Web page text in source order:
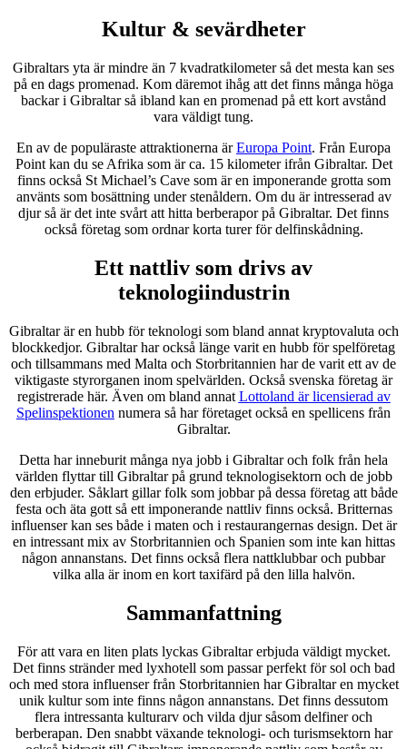
Kultur & sevärdheter
Gibraltars yta är mindre än 7 kvadratkilometer så det mesta kan ses
på en dags promenad. Kom däremot ihåg att det finns många höga
backar i Gibraltar så ibland kan en promenad på ett kort avstånd
vara väldigt tung.
En av de populäraste attraktionerna ärEuropa Point. Från Europa
Point kan du se Afrika som är ca. 15 kilometer ifrån Gibraltar. Det
finns också St Michael’s Cave som är en imponerande grotta som
använts som bosättning under stenåldern. Om du är intresserad av
djur så är det inte svårt att hitta berberapor på Gibraltar. Det finns
också företag som ordnar korta turer för delfinskådning.
Ett nattliv som drivs av
teknologiindustrin
Gibraltar är en hubb för teknologi som bland annat kryptovaluta och
blockkedjor. Gibraltar har också länge varit en hubb för spelföretag
och tillsammans med Malta och Storbritannien har de varit ett av de
viktigaste styrorganen inom spelvärlden. Också svenska företag är
registrerade här. Även om bland annat Lottoland är licensierad av
Spelinspektionen numera så har företaget också en spellicens från
Gibraltar.
Detta har inneburit många nya jobb i Gibraltar och folk från hela
världen flyttar till Gibraltar på grund teknologisektorn och de jobb
den erbjuder. Såklart gillar folk som jobbar på dessa företag att både
festa och äta gott så ett imponerande nattliv finns också. Britternas
influenser kan ses både i maten och i restaurangernas design. Det är
en intressant mix av Storbritannien och Spanien som inte kan hittas
någon annanstans. Det finns också flera nattklubbar och pubbar
vilka alla är inom en kort taxifärd på den lilla halvön.
Sammanfattning
För att vara en liten plats lyckas Gibraltar erbjuda väldigt mycket.
Det finns stränder med lyxhotell som passar perfekt för sol och bad
och med stora influenser från Storbritannien har Gibraltar en mycket
unik kultur som inte finns någon annanstans. Det finns dessutom
flera intressanta kulturarv och vilda djur såsom delfiner och
berberapan. Den snabbt växande teknologi- och turismsektorn har